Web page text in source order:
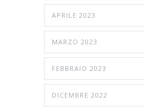
APRILE 2023
MARZO 2023
FEBBRAIO 2023
DICEMBRE 2022